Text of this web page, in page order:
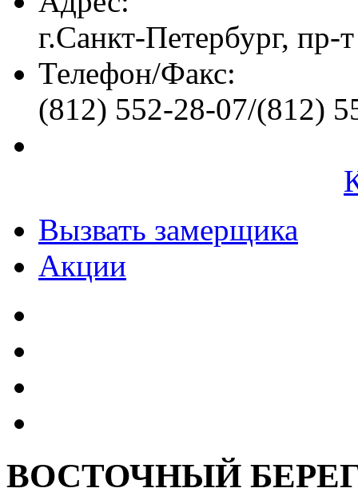
г.Санкт-Петербург, пр-
Телефон/Факс:
(812) 552-28-07/(812)
Вызвать замерщика
Акции
ВОСТОЧНЫЙ